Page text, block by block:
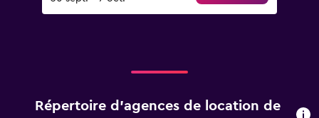
Répertoire d’agences de location de